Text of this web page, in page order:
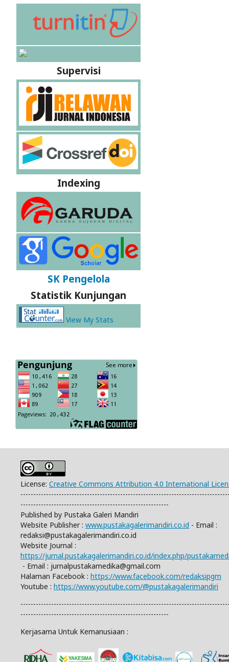
Supervisi
Indexing
SK Pengelola
Statistik Kunjungan
View My Stats
License: Creative Commons Attribution 4.0 International
----------------------------------------------------------
Published by Pustaka Galeri Mandiri
Website Publisher : www.pustakagalerimandiri.co.id - Email :
redaksi@pustakagalerimandiri.co.id
Website Journal :
https://jurnal.pustakagalerimandiri.co.id/index.php/
- Email : jurnalpustakamedika@gmail.com
Halaman Facebook : https://www.facebook.com/redaksipgm
Youtube : https://www.youtube.com/@pustakagalerimandiri
----------------------------------------------------------
Kerjasama Untuk Kemanusiaan :